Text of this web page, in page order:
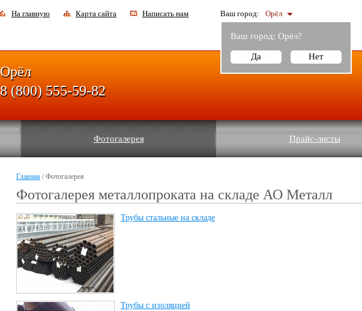
На главную Карта сайта Написать нам Ваш город: Орёл
Ваш город: Орёл?
Да Нет
Фотогалерея Прайс-листы
Орёл
8 (800) 555-59-82
Главная / Фотогалерея
Фотогалерея металлопроката на складе АО Металл
Трубы стальные на складе
Трубы с изоляцией